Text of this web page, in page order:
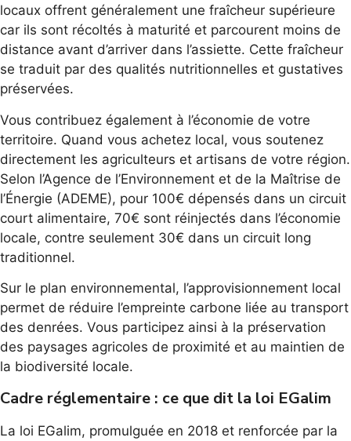
locaux offrent généralement une fraîcheur supérieure
car ils sont récoltés à maturité et parcourent moins de
distance avant d’arriver dans l’assiette. Cette fraîcheur
se traduit par des qualités nutritionnelles et gustatives
préservées.
Vous contribuez également à l’économie de votre
territoire. Quand vous achetez local, vous soutenez
directement les agriculteurs et artisans de votre région.
Selon l’Agence de l’Environnement et de la Maîtrise de
l’Énergie (ADEME), pour 100€ dépensés dans un circuit
court alimentaire, 70€ sont réinjectés dans l’économie
locale, contre seulement 30€ dans un circuit long
traditionnel.
Sur le plan environnemental, l’approvisionnement local
permet de réduire l’empreinte carbone liée au transport
des denrées. Vous participez ainsi à la préservation
des paysages agricoles de proximité et au maintien de
la biodiversité locale.
Cadre réglementaire : ce que dit la loi EGalim
La loi EGalim, promulguée en 2018 et renforcée par la